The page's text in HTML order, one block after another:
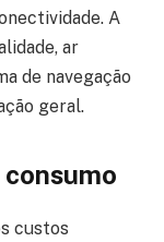
A
ar
de navegação
geral.
custos